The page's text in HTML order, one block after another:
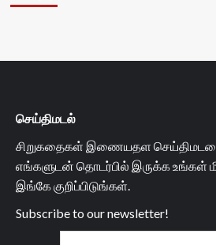
செய்திமடல்
சிறுகதைகள் இணையதள
எங்களுடன் தொடர்பில் இருக்க உங்கள்
இங்கே குறிப்பிடுங்கள்.
Subscribe to our newsletter!